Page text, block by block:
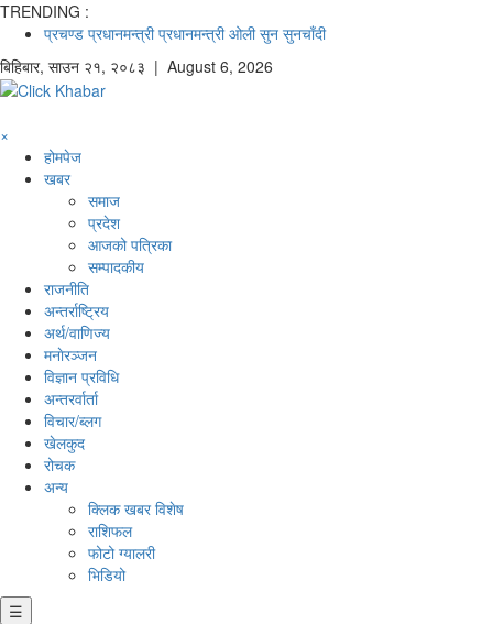
TRENDING :
प्रचण्ड प्रधानमन्त्री प्रधानमन्त्री ओली सुन सुनचाँदी
बिहिबार, साउन २१, २०८३ | August 6, 2026
×
होमपेज
खबर
समाज
प्रदेश
आजको पत्रिका
सम्पादकीय
राजनीति
अन्तर्राष्ट्रिय
अर्थ/वाणिज्य
मनाेरञ्जन
विज्ञान प्रविधि
अन्तरर्वार्ता
विचार/ब्लग
खेलकुद
रोचक
अन्य
क्लिक खबर विशेष
राशिफल
फोटो ग्यालरी
भिडियो
☰